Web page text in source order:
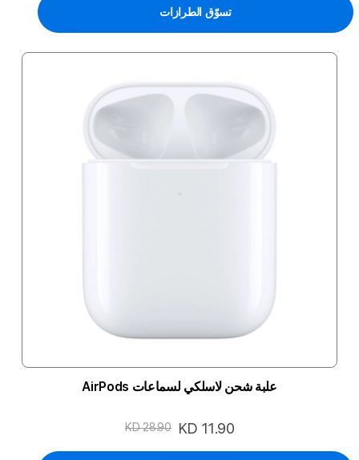
تسوّق الطرازات
علبة شحن لاسلكي لسماعات AirPods
السعر
KD 11.90
KD 28.90